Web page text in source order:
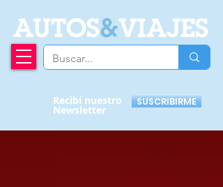
AUTOS&VIAJES
Recibí nuestro
Newsletter
SUSCRIBIRME